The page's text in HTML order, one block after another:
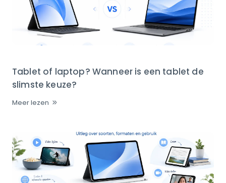
Tablet of laptop? Wanneer is een tablet de
slimste keuze?
Meer lezen